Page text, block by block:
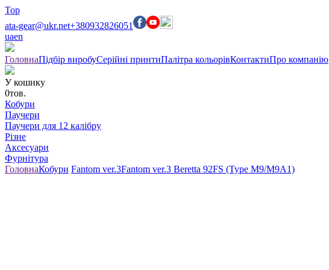
Top
ata-gear@ukr.net+380932826051
uaen
ГоловнаПідбір виробуСерійні принтиПалітра кольорівКонтактиПро компанію
У кошику
0тов.
Кобури
Паучери
Паучери для 12 калібру
Різне
Аксесуари
Фурнітура
ГоловнаКобури Fantom ver.3Fantom ver.3 Beretta 92FS (Type M9/M9A1)